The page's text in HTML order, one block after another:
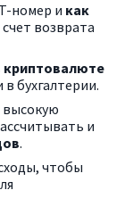
номер и как
счет возврата
криптовалюте
бухгалтерии.
высокую
и
.
чтобы